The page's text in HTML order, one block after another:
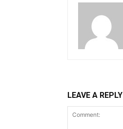
LEAVE A REPLY